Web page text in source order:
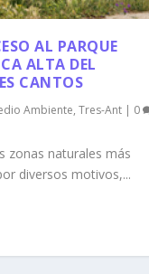
AL PARQUE
ALTA DEL
CANTOS
Ambiente, Tres-Ant| 0
zonas naturales más
diversos motivos,...